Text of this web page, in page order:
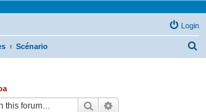
Login
Scénario
Search